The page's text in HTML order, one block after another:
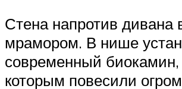
Стена напротив дивана
мрамором. В нише
современный
которым повесили